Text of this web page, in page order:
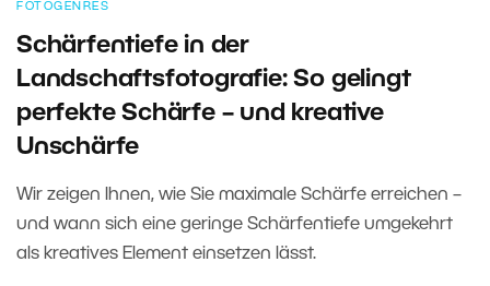
FOTOGENRES
Schärfentiefe in der
Landschaftsfotografie: So gelingt
perfekte Schärfe – und kreative
Unschärfe
Wir zeigen Ihnen, wie Sie maximale Schärfe erreichen –
und wann sich eine geringe Schärfentiefe umgekehrt
als kreatives Element einsetzen lässt.